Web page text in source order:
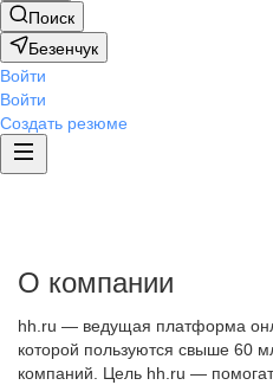
Поиск
Безенчук
Войти
Войти
Создать резюме
О компании
hh.ru — ведущая платформа
которой пользуются свыше 60
компаний. Цель hh.ru —